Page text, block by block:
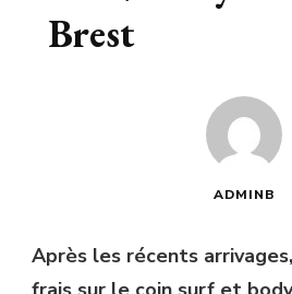
Brest
ADMINB
Après les récents